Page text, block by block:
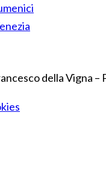
della Vigna